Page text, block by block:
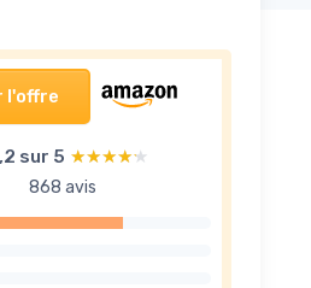
l'offre
sur 5 ★★★★★
★★★★★
868 avis